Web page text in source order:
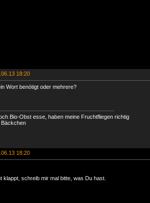
18:20
Wort benötigt oder mehrere?
Bio-Obst esse, haben meine Fruchtfliegen richtig
18:20
klappt, schreib mir mal bitte, was Du hast.